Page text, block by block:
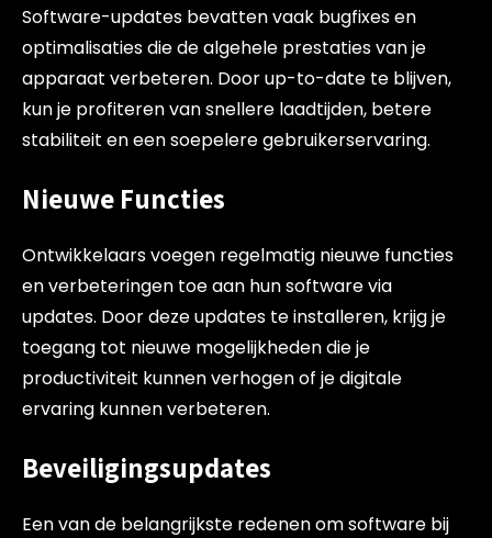
Software-updates bevatten vaak bugfixes en
optimalisaties die de algehele prestaties van je
apparaat verbeteren. Door up-to-date te blijven,
kun je profiteren van snellere laadtijden, betere
stabiliteit en een soepelere gebruikerservaring.
Nieuwe Functies
Ontwikkelaars voegen regelmatig nieuwe functies
en verbeteringen toe aan hun software via
updates. Door deze updates te installeren, krijg je
toegang tot nieuwe mogelijkheden die je
productiviteit kunnen verhogen of je digitale
ervaring kunnen verbeteren.
Beveiligingsupdates
Een van de belangrijkste redenen om software bij